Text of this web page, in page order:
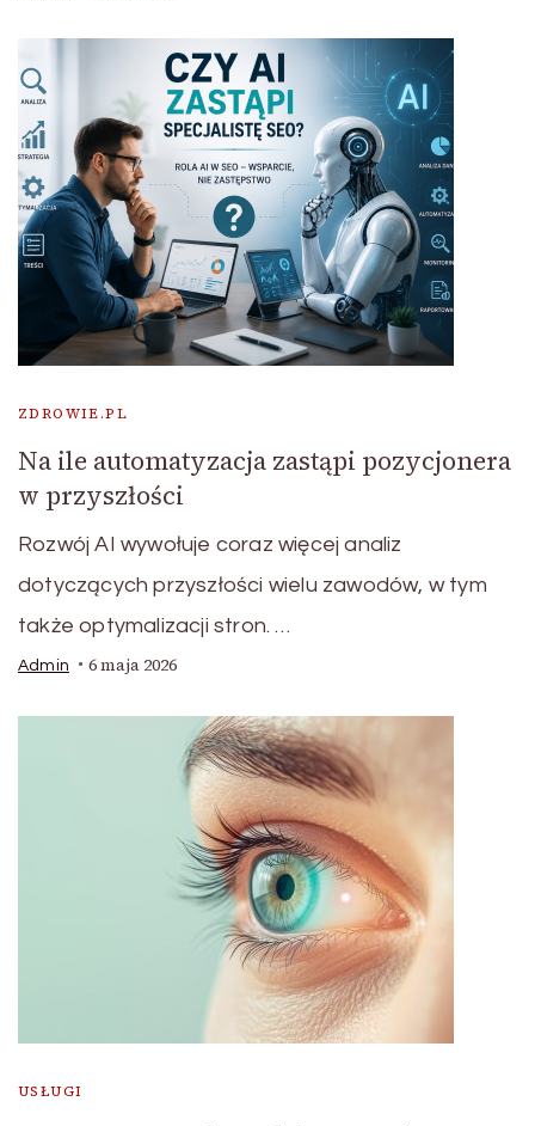
ZDROWIE.PL
Na ile automatyzacja zastąpi pozycjonera
w przyszłości
Rozwój AI wywołuje coraz więcej analiz
dotyczących przyszłości wielu zawodów, w tym
także optymalizacji stron. …
Admin 6 maja 2026
USŁUGI